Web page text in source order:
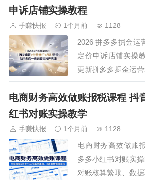
景。课程详解五维四
教你精细化数据复盘
千川全…
申诉店铺实操教程
手赚快报 1个月前 1128
2026 拼多多掘金运
定价申诉店铺实操
更新拼多多掘金运
店铺全流程实操运
复、违规申诉、新
品定价、直播增效全
致拆解直通车多种
据…
电商财务高效做账报税课程 抖
红书对账实操教学
手赚快报 1个月前 1128
电商财务高效做账
多多小红书对账实
对账核算繁琐、数
不规范、报税无清